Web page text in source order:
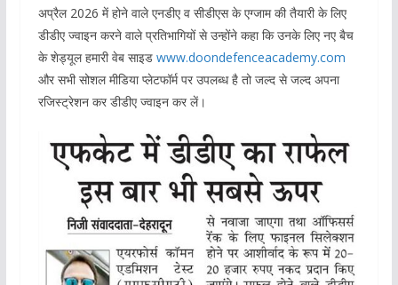
अप्रैल 2026 में होने वाले एनडीए व सीडीएस के एग्जाम की तैयारी के लिए
डीडीए ज्वाइन करने वाले प्रतिभागियों से उन्होंने कहा कि उनके लिए नए बैच
के शेड्यूल हमारी वेब साइड www.doondefenceacademy.com
और सभी सोशल मीडिया प्लेटफॉर्म पर उपलब्ध है तो जल्द से जल्द अपना
रजिस्ट्रेशन कर डीडीए ज्वाइन कर लें।